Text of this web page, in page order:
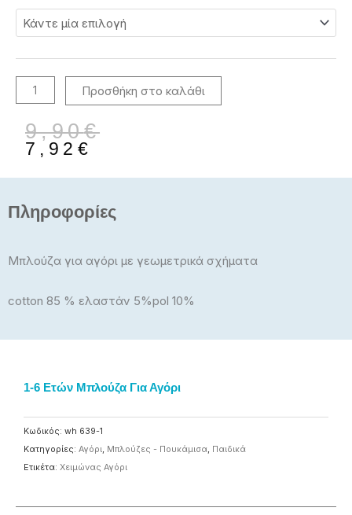
αγόρι
ποσότητα
Προσθήκη στο καλάθι
9,90€
Original
price
was:
9,90€.
7,92 €
Η
τρέχουσα
τιμή
είναι:
7,92€.
Πληροφορίες
Μπλούζα για αγόρι με γεωμετρικά σχήματα
cotton 85 % ελαστάν 5%pol 10%
1-6 Ετών Μπλούζα Για Αγόρι
Κωδικός: wh 639-1
Κατηγορίες: Αγόρι Μπλούζες - Πουκάμισα Παιδικά
Ετικέτα: Χειμώνας Αγόρι